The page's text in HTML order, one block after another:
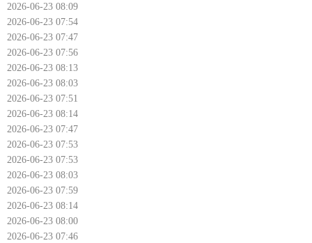
2026-06-23 08:09
2026-06-23 07:54
2026-06-23 07:47
2026-06-23 07:56
2026-06-23 08:13
2026-06-23 08:03
2026-06-23 07:51
2026-06-23 08:14
2026-06-23 07:47
2026-06-23 07:53
2026-06-23 07:53
2026-06-23 08:03
2026-06-23 07:59
2026-06-23 08:14
2026-06-23 08:00
2026-06-23 07:46